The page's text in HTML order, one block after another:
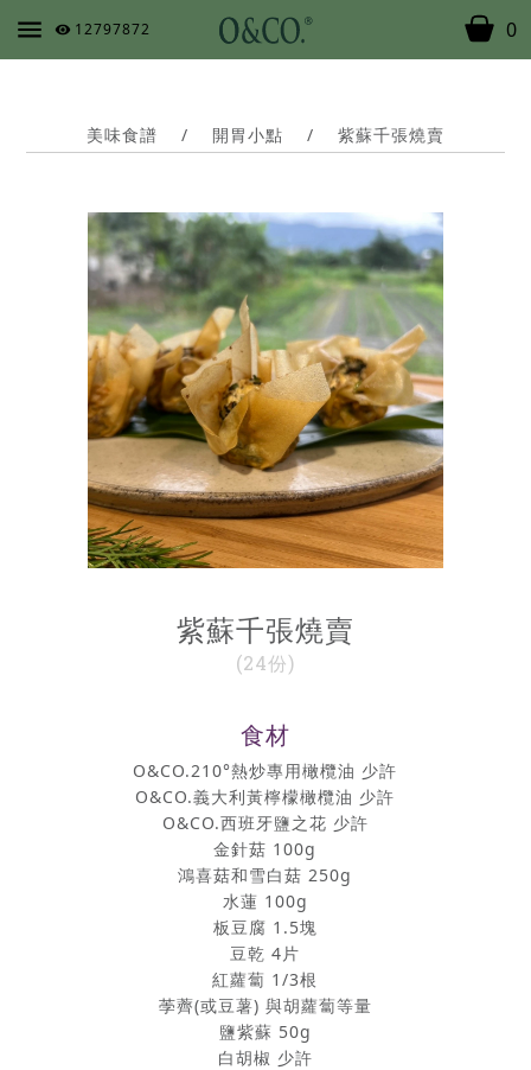
12797872 0
美味食譜 / 開胃小點 / 紫蘇千張燒賣
紫蘇千張燒賣
(24份)
食材
O&CO.210°熱炒專用橄欖油 少許
O&CO.義大利黃檸檬橄欖油 少許
O&CO.西班牙鹽之花 少許
金針菇 100g
鴻喜菇和雪白菇 250g
水蓮 100g
板豆腐 1.5塊
豆乾 4片
紅蘿蔔 1/3根
荸薺(或豆薯) 與胡蘿蔔等量
鹽紫蘇 50g
白胡椒 少許